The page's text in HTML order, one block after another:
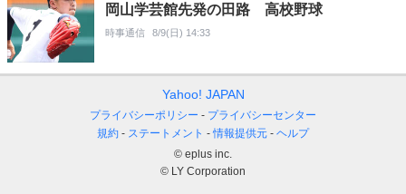
岡山学芸館先発の田路 高校野球
時事通信 8/9(日) 14:33
Yahoo! JAPAN
プライバシーポリシー
プライバシーセンター
規約
ステートメント 情報提供元
ヘルプ
© eplus inc.
© LY Corporation